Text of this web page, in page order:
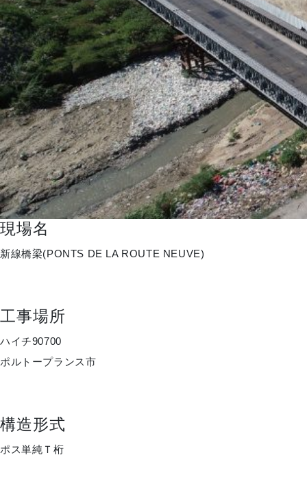
現場名
新線橋梁(PONTS DE LA ROUTE NEUVE)
工事場所
ハイチ90700
ポルトープランス市
構造形式
ポス単純Ｔ桁